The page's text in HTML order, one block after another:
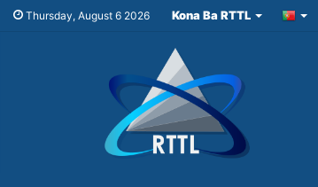
Thursday, August 6 2026 Kona Ba RTTL